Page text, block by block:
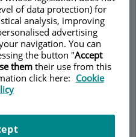
pelviano:
genital e
pelviano da soporte y
el útero, la vejiga
de este suelo
a una serie de
involuntaria de orina,
of data protection) for
analysis, improving
advertising
navigation. You can
the button "Accept
them their use from this
click here: Cookie